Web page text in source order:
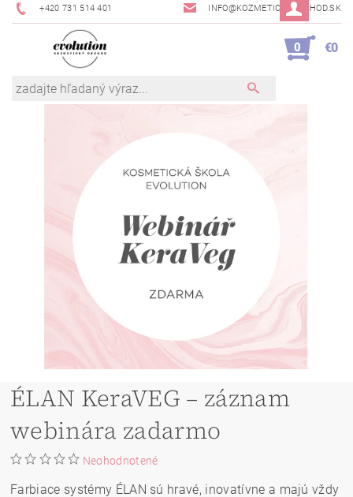
+420 731 514 401 INFO@KOZMETICKYOBCHOD.SK
0 €0
ÉLAN KeraVEG – záznam
webinára zadarmo
Neohodnotené
Farbiace systémy ÉLAN sú hravé, inovatívne a majú vždy